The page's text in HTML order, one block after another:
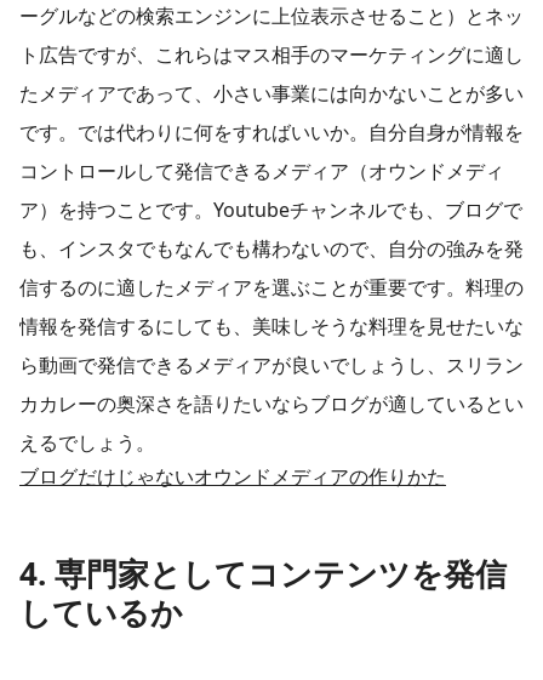
ーグルなどの検索エンジンに上位表示させること）とネッ
ト広告ですが、これらはマス相手のマーケティングに適し
たメディアであって、小さい事業には向かないことが多い
です。では代わりに何をすればいいか。自分自身が情報を
コントロールして発信できるメディア（オウンドメディ
ア）を持つことです。Youtubeチャンネルでも、ブログで
も、インスタでもなんでも構わないので、自分の強みを発
信するのに適したメディアを選ぶことが重要です。料理の
情報を発信するにしても、美味しそうな料理を見せたいな
ら動画で発信できるメディアが良いでしょうし、スリラン
カカレーの奥深さを語りたいならブログが適しているとい
えるでしょう。​
​ブログだけじゃないオウンドメディアの作りかた
4. 専門家としてコンテンツを発信
しているか